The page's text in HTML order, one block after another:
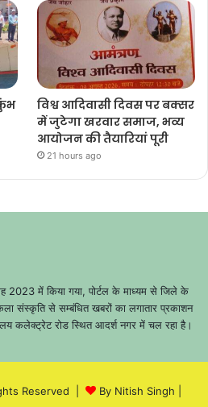
विश्व आदिवासी दिवस पर बक्सर
में जुटेगा खरवार समाज, भव्य
आयोजन की तैयारियां पूरी
21 hours ago
2023 में किया गया, पोर्टल के माध्यम से जिले के
संस्कृति से सम्बंधित खबरों का लगातार प्रकाशन
कलेक्ट्रेट रोड स्थित आदर्श नगर में चल रहा है।
Reserved | By Nitish Singh